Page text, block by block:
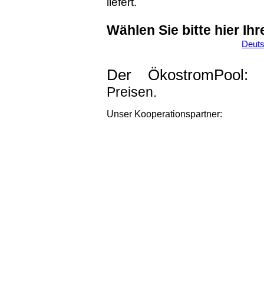
Wählen Sie bitte hier
Der
Preisen.
Unser Kooperationspartner: